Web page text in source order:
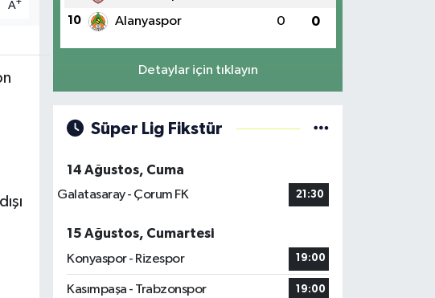
A
10 Alanyaspor 0 0
Detaylar için tıklayın
Süper Lig Fikstür
14 Ağustos, Cuma
Galatasaray - Çorum FK
21:30
15 Ağustos, Cumartesi
Konyaspor - Rizespor
19:00
Kasımpaşa - Trabzonspor 19:00